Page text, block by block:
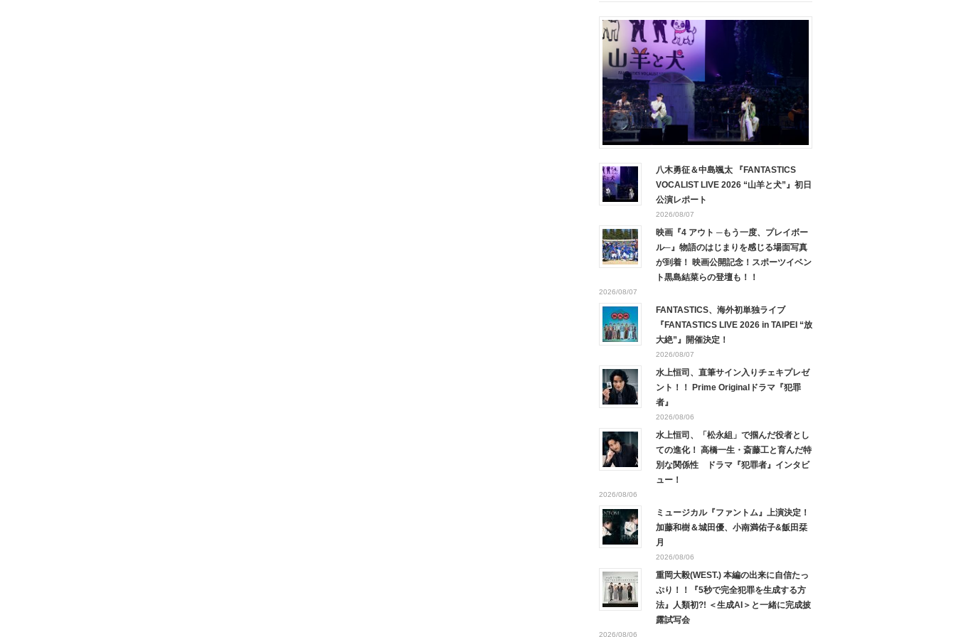
八木勇征＆中島颯太 『FANTASTICS
VOCALIST LIVE 2026 “山羊と犬”』初日
公演レポート
2026/08/07
映画『4 アウト ─もう一度、プレイボー
ル─』物語のはじまりを感じる場面写真
が到着！ 映画公開記念！スポーツイベン
ト黒島結菜らの登壇も！！
2026/08/07
FANTASTICS、海外初単独ライブ
『FANTASTICS LIVE 2026 in TAIPEI “放
大絶”』開催決定！
2026/08/07
水上恒司、直筆サイン入りチェキプレゼ
ント！！ Prime Originalドラマ『犯罪
者』
2026/08/06
水上恒司、「松永組」で掴んだ役者とし
ての進化！ 高橋一生・斎藤工と育んだ特
別な関係性 ドラマ『犯罪者』インタビ
ュー！
2026/08/06
ミュージカル『ファントム』上演決定！
加藤和樹＆城田優、小南満佑子&飯田栞
月
2026/08/06
重岡大毅(WEST.) 本編の出来に自信たっ
ぷり！！『5秒で完全犯罪を生成する方
法』人類初?! ＜生成AI＞と一緒に完成披
露試写会
2026/08/06